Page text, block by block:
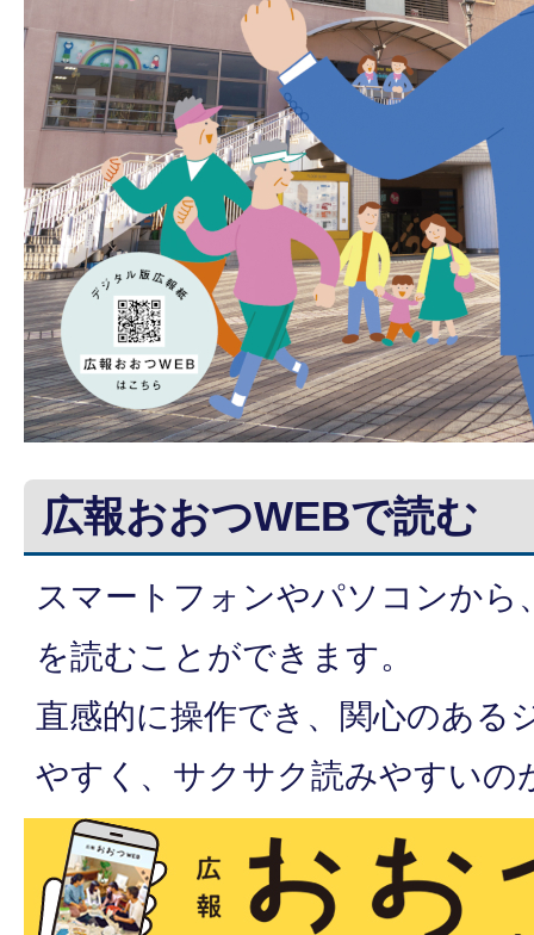
広報おおつWEBで読む
スマートフォンやパソコンから
を読むことができます。
直感的に操作でき、関心のある
やすく、サクサク読みやすいの